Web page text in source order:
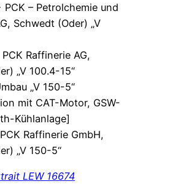
PCK – Petrolchemie und
Schwedt (Oder) „V
PCK Raffinerie AG,
„V 100.4-15“
„V 150-5“
mit CAT-Motor, GSW-
Kühlanlage]
PCK Raffinerie GmbH,
„V 150-5“
LEW 16674